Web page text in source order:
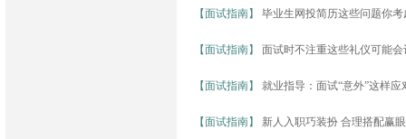
【面试指南】 毕业生网投简历这些问题你考
【面试指南】 面试时不注重这些礼仪可能
【面试指南】 就业指导：面试“意外”这样应
【面试指南】 新人入职巧装扮 合理搭配赢